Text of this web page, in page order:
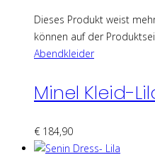
Dieses Produkt weist
können auf der
Abendkleider
Minel Kleid-
€ 184,90